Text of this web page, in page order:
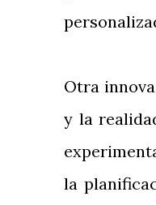
Otra
y la
la